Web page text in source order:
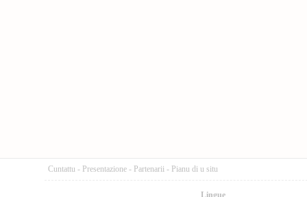
Cuntattu - Presentazione - Partenarii - Pianu di u situ
Lingue